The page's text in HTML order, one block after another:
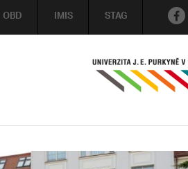
OBD IMIS STAG